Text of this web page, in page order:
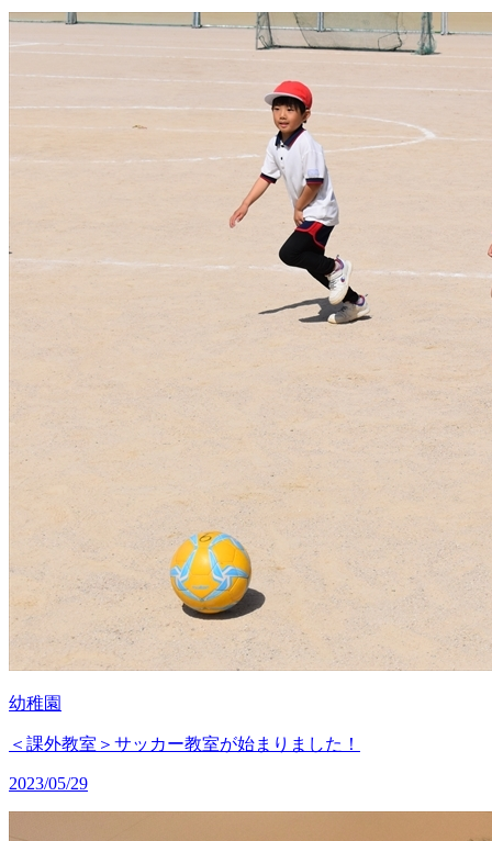
幼稚園
＜課外教室＞サッカー教室が始まりました！
2023/05/29